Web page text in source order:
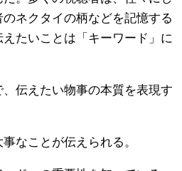
ネクタイの柄などを記憶する
たいことは「キーワード」に
伝えたい物事の本質を表現す
なことが伝えられる。